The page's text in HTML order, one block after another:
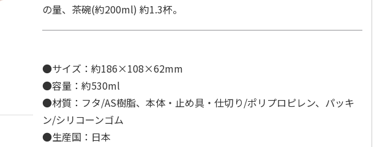
の量、茶碗(約200ml) 約1.3杯。
●サイズ：約186×108×62mm
●容量：約530ml
●材質：フタ/AS樹脂、本体・止め具・仕切り/ポリプロピレン、パッキ
ン/シリコーンゴム
●生産国：日本